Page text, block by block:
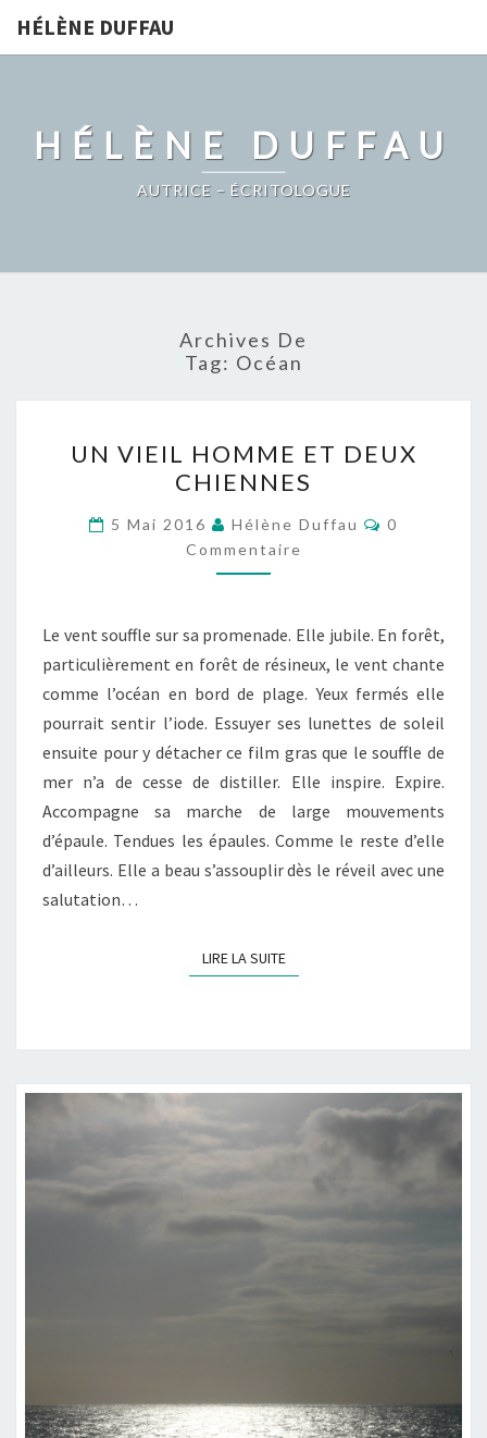
HÉLÈNE DUFFAU
HÉLÈNE DUFFAU
AUTRICE – ÉCRITOLOGUE
Archives De
Tag: Océan
VIEIL
HOMME
ET
DEUX
CHIENNES
UN VIEIL HOMME ET DEUX
CHIENNES
5 Mai 2016 Hélène Duffau
0
Commentaire
Le vent souffle sur sa promenade. Elle jubile. En forêt,
particulièrement en forêt de résineux, le vent chante
comme l’océan en bord de plage. Yeux fermés elle
pourrait sentir l’iode. Essuyer ses lunettes de soleil
ensuite pour y détacher ce film gras que le souffle de
mer n’a de cesse de distiller. Elle inspire. Expire.
Accompagne sa marche de large mouvements
d’épaule. Tendues les épaules. Comme le reste d’elle
d’ailleurs. Elle a beau s’assouplir dès le réveil avec une
salutation…
LIRE LA SUITELIRE LA SUITE